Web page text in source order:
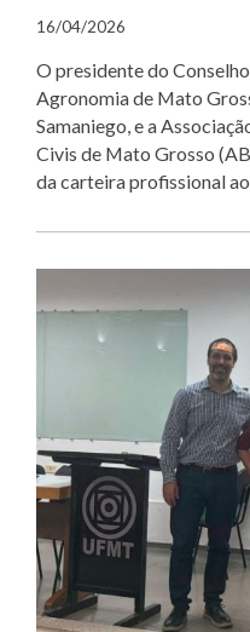
16/04/2026
O presidente do
Agronomia de Mato
Samaniego, e a
Civis de Mato Grosso
da carteira profissional